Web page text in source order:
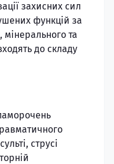
захисних сил
функцій за
та
до складу
струсі